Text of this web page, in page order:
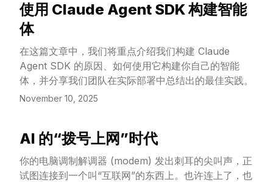
使用 Claude Agent SDK 构建智能
体
在这篇文章中，我们将重点介绍我们构建 Claude
Agent SDK 的原因、如何使用它构建你自己的智能
体，并分享我们团队在实际部署中总结出的最佳实践。
November 10, 2025
View Article
AI 的“拨号上网”时代
你的电脑调制解调器 (modem) 发出刺耳的尖叫声，正
试图连接到一个叫“互联网”的东西上。也许连上了，也
View Article